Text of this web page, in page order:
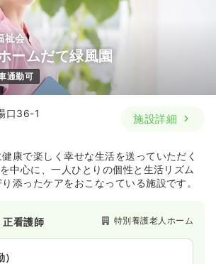
祉会
ームだて緑風園
通勤可
口36-1
施設詳細
康で楽しく幸せな生活を送っていただく
中心に、一人ひとりの個性と生活リズム
添ったケアをおこなっている施設です。
正看護師 特別養護老人ホーム